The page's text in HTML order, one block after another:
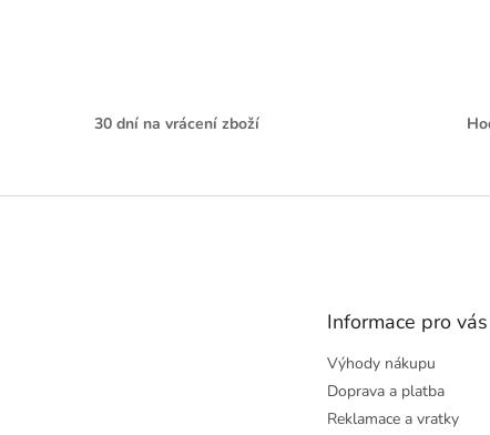
30 dní na vrácení zboží
Z
Informace pro vás
Výhody nákupu
Doprava a platba
Reklamace a vratky